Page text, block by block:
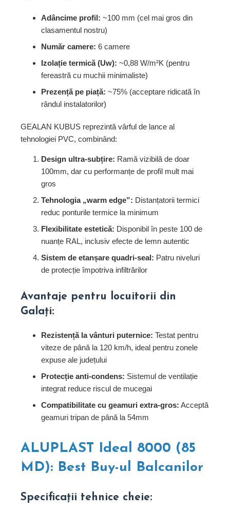
Adâncime profil: ~100 mm (cel mai gros din
clasamentul nostru)
Număr camere: 6 camere
Izolație termică (Uw): ~0,88 W/m²K (pentru
fereastră cu muchii minimaliste)
Prezență pe piață: ~75% (acceptare ridicată în
rândul instalatorilor)
GEALAN KUBUS reprezintă vârful de lance al
tehnologiei PVC, combinând:
Design ultra-subțire: Ramă vizibilă de doar
100mm, dar cu performanțe de profil mult mai
gros
Tehnologia „warm edge”: Distanțatorii termici
reduc ponturile termice la minimum
Flexibilitate estetică: Disponibil în peste 100 de
nuanțe RAL, inclusiv efecte de lemn autentic
Sistem de etanșare quadri-seal: Patru niveluri
de protecție împotriva infiltrărilor
Avantaje pentru locuitorii din
Galați:
Rezistență la vânturi puternice: Testat pentru
viteze de până la 120 km/h, ideal pentru zonele
expuse ale județului
Protecție anti-condens: Sistemul de ventilație
integrat reduce riscul de mucegai
Compatibilitate cu geamuri extra-gros: Acceptă
geamuri tripan de până la 54mm
ALUPLAST Ideal 8000 (85
MD): Best Buy-ul Balcanilor
Specificații tehnice cheie: